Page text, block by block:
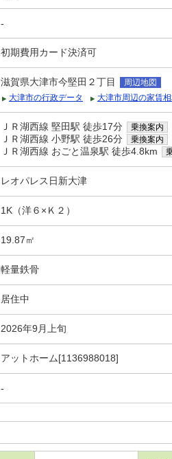
-
初期費用カード決済可
滋賀県大津市今堅田２丁目
周辺地図
大津市の行政データ
大津市周辺の家賃
ＪＲ湖西線 堅田駅 徒歩17分 乗換案内
ＪＲ湖西線 小野駅 徒歩26分 乗換案内
ＪＲ湖西線 おごと温泉駅 徒歩4.8km
レオパレス日新大津
1K（洋６×Ｋ２）
19.87㎡
軽量鉄骨
居住中
2026年9月上旬
アットホーム[1136988018]
-